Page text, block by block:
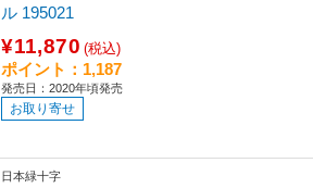
ル 195021
¥11,870 (税込)
ポイント：1,187
発売日：2020年頃発売
お取り寄せ
日本緑十字